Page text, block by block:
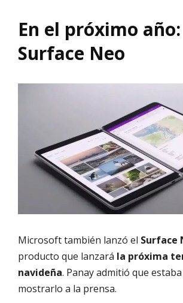
En el próximo año:
Surface Neo
Microsoft también lanzó el Surface
producto que lanzará la próxima
navideña. Panay admitió que
mostrarlo a la prensa.